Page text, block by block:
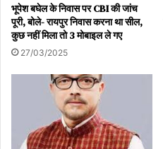
भूपेश बघेल के निवास पर CBI की जांच
पूरी, बोले- रायपुर निवास करना था सील,
कुछ नहीं मिला तो 3 मोबाइल ले गए
27/03/2025